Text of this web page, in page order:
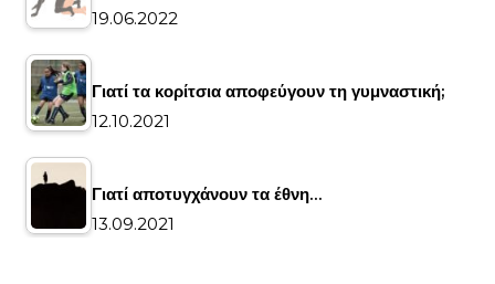
19.06.2022
Γιατί τα κορίτσια αποφεύγουν τη γυμναστική;
12.10.2021
Γιατί αποτυγχάνουν τα έθνη…
13.09.2021